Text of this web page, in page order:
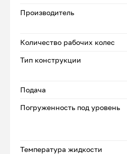
Производитель
Количество рабочих колес
Тип конструкции
Подача
Погруженность под уровень
Температура жидкости